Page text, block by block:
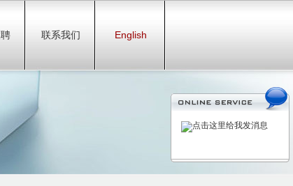
联系我们 English